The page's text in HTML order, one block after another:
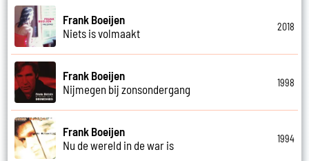
Frank Boeijen
Niets is volmaakt
2018
Frank Boeijen
Nijmegen bij zonsondergang
1998
Frank Boeijen
Nu de wereld in de war is
1994